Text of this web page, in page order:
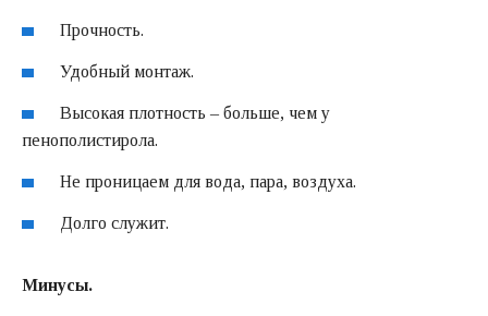
Прочность.
Удобный монтаж.
Высокая плотность – больше, чем у
пенополистирола.
Не проницаем для вода, пара, воздуха.
Долго служит.
Минусы.